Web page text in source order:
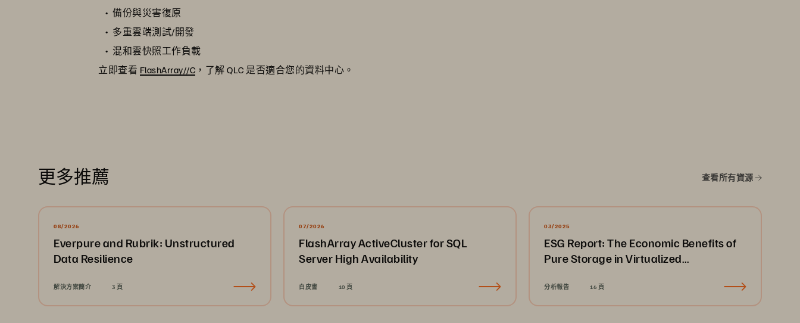
備份與災害復原
多重雲端測試/開發
混和雲快照工作負載
立即查看 FlashArray//C ，了解 QLC 是否適合您的資料中心。
更多推薦 查看所有資源
08/2026
Everpure and Rubrik: Unstructured
Data Resilience
解決方案簡介 3 頁
07/2026
FlashArray ActiveCluster for SQL
Server High Availability
白皮書 10 頁
03/2025
ESG Report: The Economic Benefits of
Pure Storage in Virtualized
分析報告 16 頁